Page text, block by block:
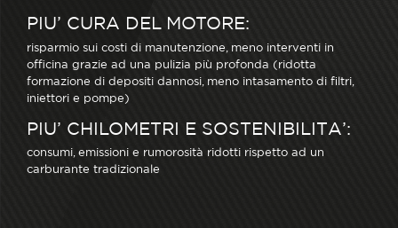
PIU’ CURA DEL MOTORE:
risparmio sui costi di manutenzione, meno interventi in
officina grazie ad una pulizia più profonda (ridotta
formazione di depositi dannosi, meno intasamento di filtri,
iniettori e pompe)
PIU’ CHILOMETRI E SOSTENIBILITA’:
consumi, emissioni e rumorosità ridotti rispetto ad un
carburante tradizionale